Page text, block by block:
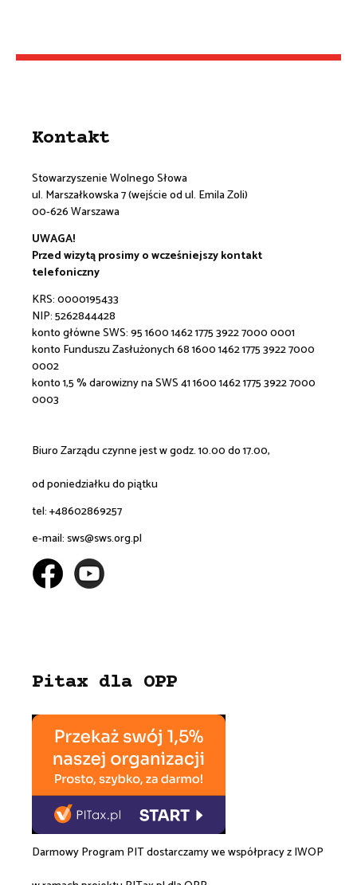
Kontakt
Stowarzyszenie Wolnego Słowa
ul. Marszałkowska 7 (wejście od ul. Emila Zoli)
00-626 Warszawa
UWAGA!
Przed wizytą prosimy o wcześniejszy kontakt
telefoniczny
KRS: 0000195433
NIP: 5262844428
konto główne SWS:95 1600 1462 1775 3922 7000 0001
konto Funduszu Zasłużonych 68 1600 1462 1775 3922 7000
0002
konto 1,5 % darowizny na SWS 41 1600 1462 1775 3922 7000
0003
Biuro Zarządu czynne jest w godz. 10.00 do 17.00,
od poniedziałku do piątku
tel: +48602869257
e-mail:sws@sws.org.pl
Pitax dla OPP
Darmowy Program PIT dostarczamy we współpracy zIWOP